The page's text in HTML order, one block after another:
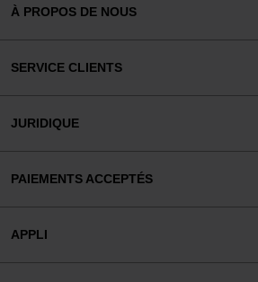
À PROPOS DE NOUS
SERVICE CLIENTS
JURIDIQUE
PAIEMENTS ACCEPTÉS
APPLI